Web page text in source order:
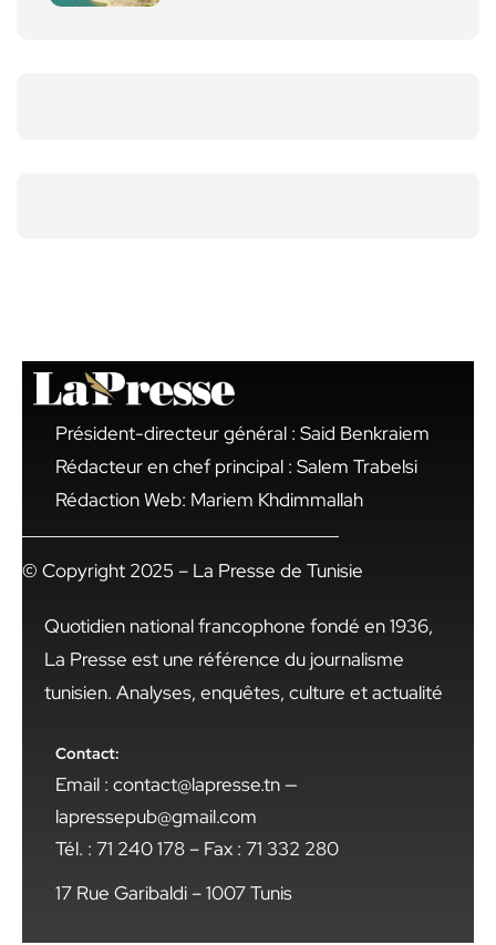
Président-directeur général : Said Benkraiem
Rédacteur en chef principal : Salem Trabelsi
Rédaction Web: Mariem Khdimmallah
© Copyright 2025 – La Presse de Tunisie
Quotidien national francophone fondé en 1936,
La Presse est une référence du journalisme
tunisien. Analyses, enquêtes, culture et actualité
Contact:
Email : contact@lapresse.tn —
lapressepub@gmail.com
Tél. : 71 240 178 – Fax : 71 332 280
17 Rue Garibaldi – 1007 Tunis